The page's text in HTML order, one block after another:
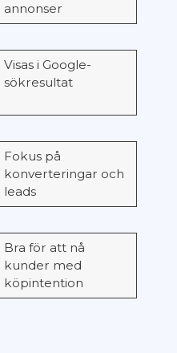
annonser
Visas i Google-
sökresultat
Fokus på
konverteringar och
leads
Bra för att nå
kunder med
köpintention